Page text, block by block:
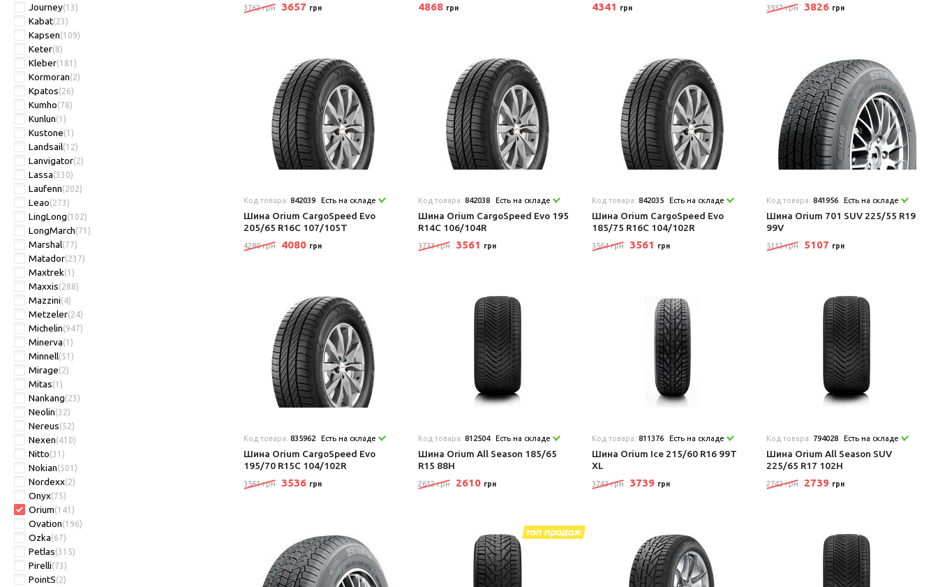
Journey(13)
Kabat(23)
Kapsen(109)
Keter(8)
Kleber(181)
Kormoran(2)
Kpatos(26)
Kumho(78)
Kunlun(1)
Kustone(1)
Landsail(12)
Lanvigator(2)
Lassa(330)
Laufenn(202)
Leao(273)
LingLong(102)
LongMarch(71)
Marshal(77)
Matador(237)
Maxtrek(1)
Maxxis(288)
Mazzini(4)
Metzeler(24)
Michelin(947)
Minerva(1)
Minnell(51)
Mirage(2)
Mitas(1)
Nankang(23)
Neolin(32)
Nereus(52)
Nexen(410)
Nitto(31)
Nokian(501)
Nordexx(2)
Onyx(75)
Orium(141)
Ovation(196)
Ozka(67)
Petlas(315)
Pirelli(73)
PointS(2)
3762 грн 3657 грн 4868 грн 4341 грн 3937 грн 3826 грн
Код товара: 842039 Есть на складе
Шина Orium CargoSpeed Evo
205/65 R16C 107/105T
4280 грн 4080 грн
Код товара: 842038 Есть на складе
Шина Orium CargoSpeed Evo 195
R14C 106/104R
3733 грн 3561 грн
Код товара:842035 Есть на складе
Шина Orium CargoSpeed Evo
185/75 R16C 104/102R
3564 грн 3561 грн
Код товара:841956 Есть на складе
Шина Orium 701 SUV 225/55 R19
99V
5112 грн 5107 грн
Код товара: 835962 Есть на складе
Шина Orium CargoSpeed Evo
195/70 R15C 104/102R
3561 грн 3536 грн
Код товара: 812504 Есть на складе
Шина Orium All Season 185/65
R15 88H
2612 грн 2610 грн
Код товара:811376 Есть на складе
Шина Orium Ice 215/60 R16 99T
XL
3743 грн 3739 грн
Код товара: 794028 Есть на складе
Шина Orium All Season SUV
225/65 R17 102H
2742 грн 2739 грн